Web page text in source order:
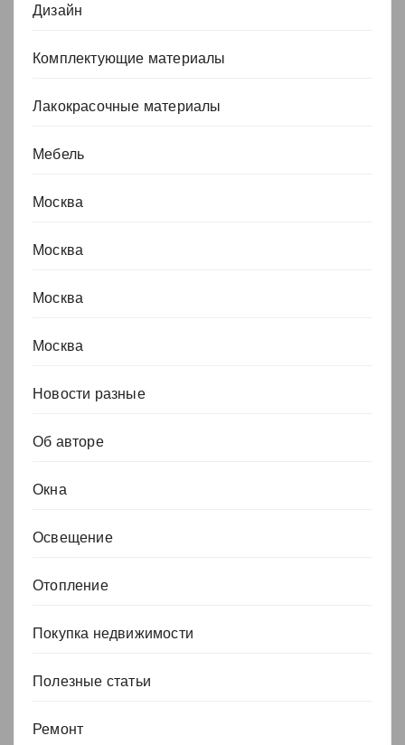
Дизайн
Комплектующие материалы
Лакокрасочные материалы
Мебель
Москва
Москва
Москва
Москва
Новости разные
Об авторе
Окна
Освещение
Отопление
Покупка недвижимости
Полезные статьи
Ремонт